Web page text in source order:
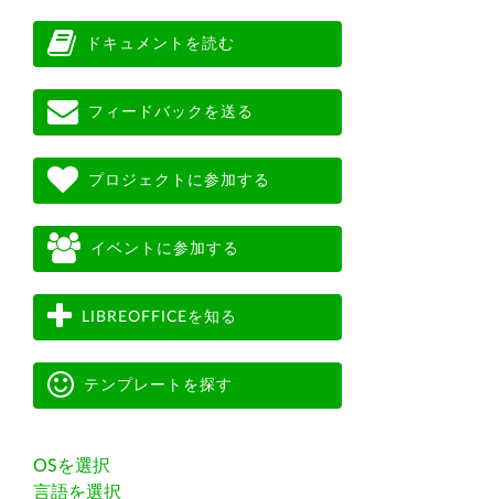
ドキュメントを読む
フィードバックを送る
プロジェクトに参加する
イベントに参加する
LIBREOFFICEを知る
テンプレートを探す
OSを選択
言語を選択